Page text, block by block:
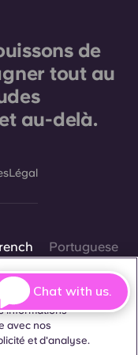
de
tout au
au-delà.
Légal
Portuguese
votre
et le
informations
avec nos
et d'analyse.
Chat with us.